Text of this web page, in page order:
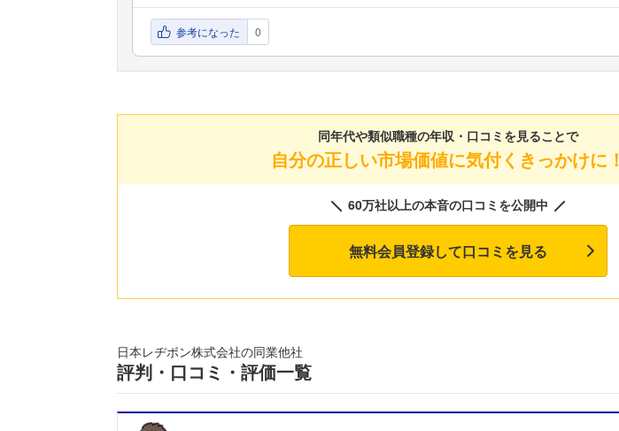
参考になった 0
同年代や類似職種の年収・口コミを見ることで
自分の正しい市場価値に気付くきっかけに！
60万社以上の本音の口コミを公開中
無料会員登録して口コミを見る
日本レヂボン株式会社の同業他社
評判・口コミ・評価一覧